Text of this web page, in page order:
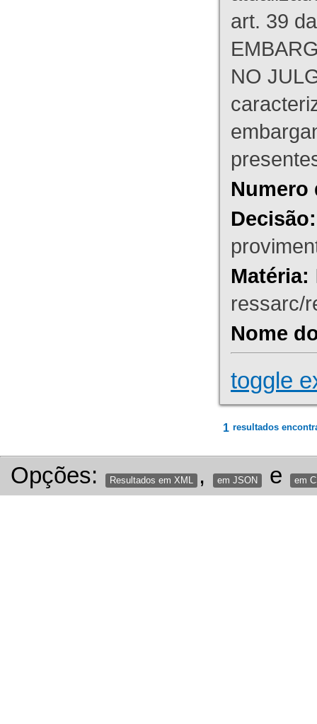
art. 39
NO
Numero
Decisão:
Matéria:
ressarc/
Nome
toggle
1 resultados
Opções: Resultados em XML , em JSON e em